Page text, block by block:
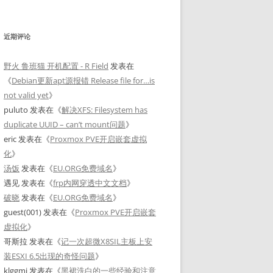
近期评论
野火 鲁班猫 开机配置 - R Field 发表在
《Debian更新apt源报错 Release file for…is
not valid yet》
puluto 发表在《解决XFS: Filesystem has
duplicate UUID – can’t mount问题》
eric发表在《Proxmox PVE开启嵌套虚拟
化》
汤饭 发表在《EU.ORG免费域名》
遇见发表在《frp内网穿透中文文档》
破晓发表在《EU.ORG免费域名》
guest(001)发表在《Proxmox PVE开启嵌套
虚拟化》
哥斯拉 发表在《记一次超微X8SIL主板上安
装ESXI 6.5出现的奇怪问题》
klggmj发表在《黑裙洗白的一些经验和注意